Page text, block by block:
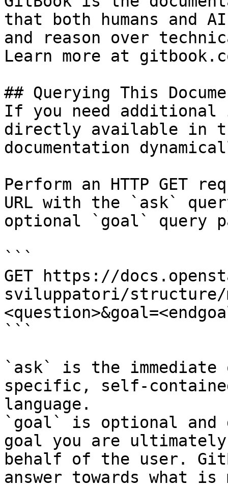
that both humans and
and reason over
Learn more at
## Querying This
If you need
directly available in
documentation
Perform an HTTP GET
URL with the `ask`
optional `goal` query
```
GET https://
sviluppatori/structure/
```
`ask` is the
specific, self-
language.
`goal` is optional and
goal you are
behalf of the user.
answer towards what